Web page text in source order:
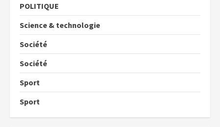
POLITIQUE
Science & technologie
Société
Société
Sport
Sport